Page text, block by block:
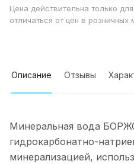
Цена действительна только
отличаться от цен в розничных
Описание Отзывы
Минеральная вода
гидрокарбонатно-
минерализацией,